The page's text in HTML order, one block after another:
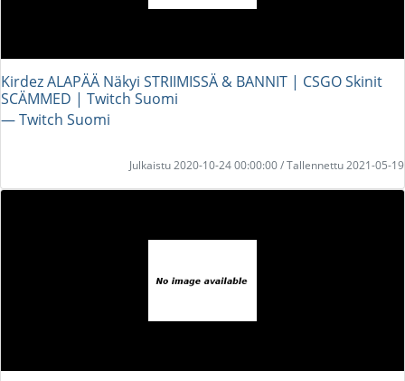
Kirdez ALAPÄÄ Näkyi STRIIMISSÄ & BANNIT | CSGO Skinit
SCÄMMED | Twitch Suomi
― Twitch Suomi
Julkaistu 2020-10-24 00:00:00 / Tallennettu 2021-05-19